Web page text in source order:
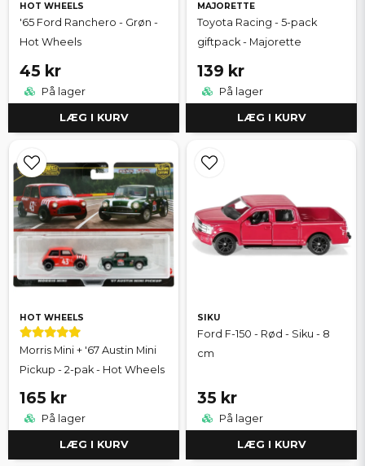
HOT WHEELS
'65 Ford Ranchero - Grøn -
Hot Wheels
45 kr
På lager
LÆG I KURV
MAJORETTE
Toyota Racing - 5-pack
giftpack - Majorette
139 kr
På lager
LÆG I KURV
HOT WHEELS
Morris Mini + '67 Austin Mini
Pickup - 2-pak - Hot Wheels
165 kr
På lager
LÆG I KURV
SIKU
Ford F-150 - Rød - Siku - 8
cm
35 kr
På lager
LÆG I KURV